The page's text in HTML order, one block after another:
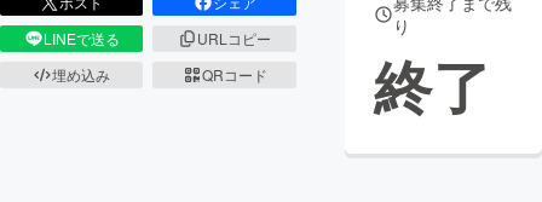
LINEで送る
URLコピー
埋め込み
QRコード
り
終了